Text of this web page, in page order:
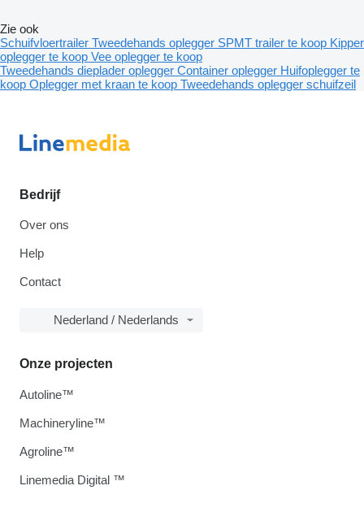
Zie ook
Schuifvloertrailer Tweedehands oplegger SPMT trailer te koop Kipper
oplegger te koop Vee oplegger te koop
Tweedehands dieplader oplegger Container oplegger Huifoplegger te
koop Oplegger met kraan te koop Tweedehands oplegger schuifzeil
Bedrijf
Over ons
Help
Contact
Nederland / Nederlands
Onze projecten
Autoline™
Machineryline™
Agroline™
Linemedia Digital ™